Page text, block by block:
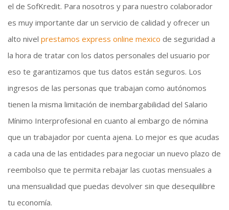
el de SofKredit. Para nosotros y para nuestro colaborador
es muy importante dar un servicio de calidad y ofrecer un
alto nivel prestamos express online mexico de seguridad a
la hora de tratar con los datos personales del usuario por
eso te garantizamos que tus datos están seguros. Los
ingresos de las personas que trabajan como autónomos
tienen la misma limitación de inembargabilidad del Salario
Mínimo Interprofesional en cuanto al embargo de nómina
que un trabajador por cuenta ajena. Lo mejor es que acudas
a cada una de las entidades para negociar un nuevo plazo de
reembolso que te permita rebajar las cuotas mensuales a
una mensualidad que puedas devolver sin que desequilibre
tu economía.